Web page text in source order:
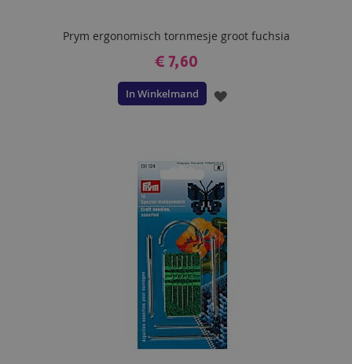
Prym ergonomisch tornmesje groot fuchsia
€ 7,60
In Winkelmand
VOEG